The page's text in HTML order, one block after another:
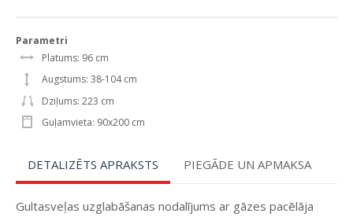
Parametri
Platums: 96 cm
Augstums: 38-104 cm
Dziļums: 223 cm
Guļamvieta: 90x200 cm
DETALIZĒTS APRAKSTS PIEGĀDE UN APMAKSA
Gultasveļas uzglabāšanas nodalījums ar gāzes pacēlāja